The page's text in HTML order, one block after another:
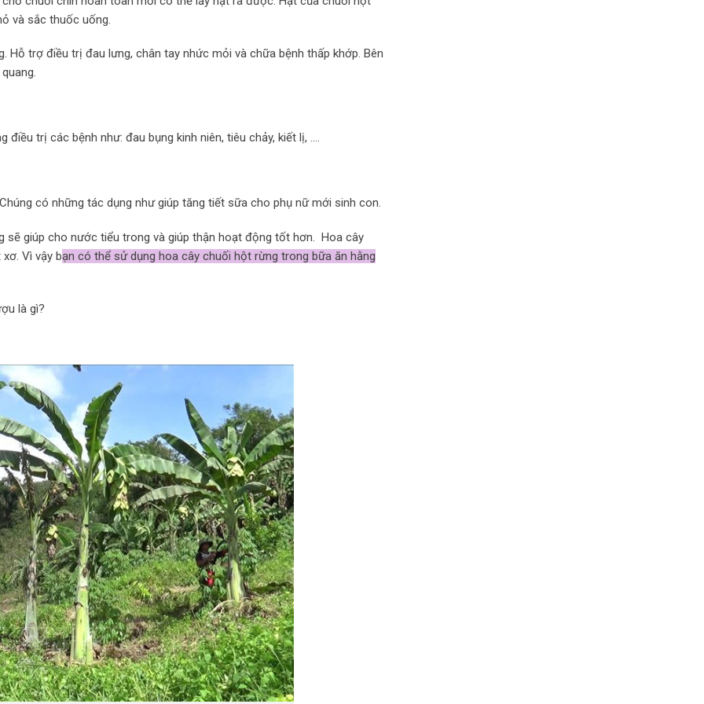
và sắc thuốc uống.
Hỗ trợ điều trị đau lưng, chân tay nhức mỏi và chữa bệnh thấp khớp. Bên
trị các bệnh như: đau bụng kinh niên, tiêu chảy, kiết lị, ….
có những tác dụng như giúp tăng tiết sữa cho phụ nữ mới sinh con.
giúp cho nước tiểu trong và giúp thận hoạt động tốt hơn. Hoa cây
Vì vậy bạn có thể sử dụng hoa cây chuối hột rừng trong bữa ăn hằng
là gì?